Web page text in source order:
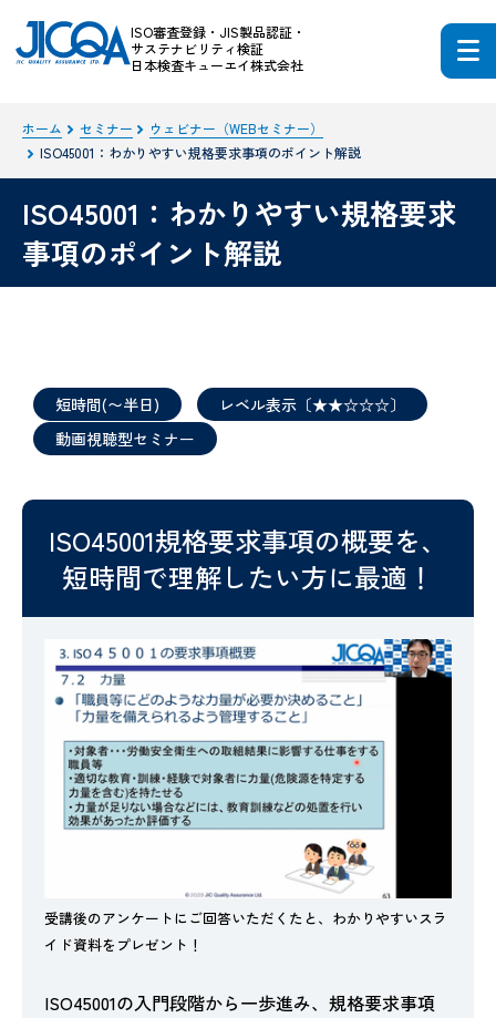
ISO審査登録・JIS製品認証・
サステナビリティ検証
日本検査キューエイ株式会社
ホーム セミナー
ウェビナー（WEBセミナー）
ISO45001：わかりやすい規格要求事項のポイント解説
ISO45001：わかりやすい規格要求
事項のポイント解説
短時間(〜半日)
レベル表示〔★★☆☆☆〕
動画視聴型セミナー
ISO45001規格要求事項の概要を、
短時間で理解したい方に最適！
受講後のアンケートにご回答いただくたと、わかりやすいスラ
イド資料をプレゼント！
ISO45001の入門段階から一歩進み、規格要求事項